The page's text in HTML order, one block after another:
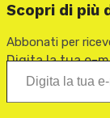
Scopri di più
Abbonati per
Digita la tua e-